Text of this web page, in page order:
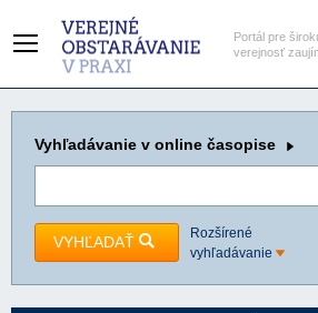
Portál pre
verejnosť
Vyhľadávanie v online časopise
VYHĽADAŤ
Rozšírené
vyhľadávanie